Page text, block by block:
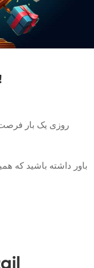
هیجان و شگفتی در انتظار شماست!
روزی یک بار فرصت
باور داشته باشید که